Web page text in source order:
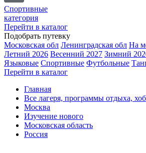
Спортивные
категория
Перейти в каталог
Подобрать путевку
Московская обл Ленинградская обл На
Летний 2026 Весенний 2027 Зимний
Языковые Спортивные Футбольные
Перейти в каталог
Главная
Все лагеря, программы отдыха,
Москва
Изучение нового
Московская область
Россия